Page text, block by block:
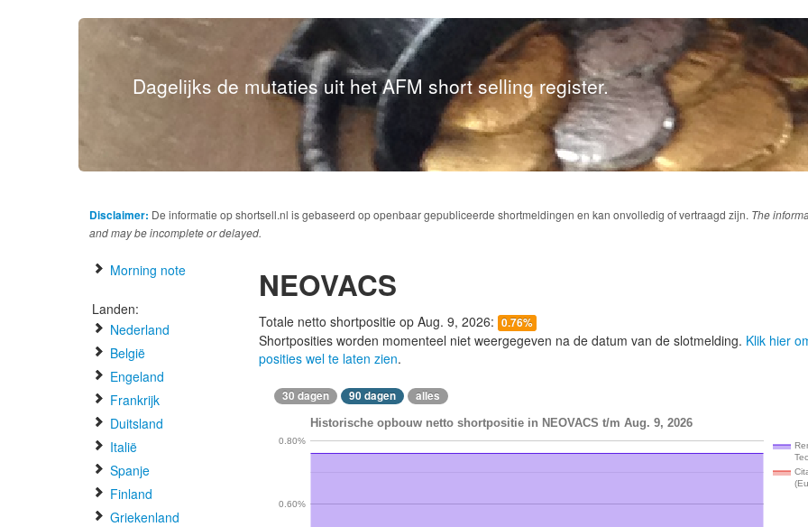
Dagelijks de mutaties uit het AFM short selling register.
Disclaimer: De informatie op shortsell.nl is gebaseerd op openbaar gepubliceerde shortmeldingen en kan onvolledig of vertraagd zijn. The
and may be incomplete or delayed.
Morning note
Landen:
Nederland
België
Engeland
Frankrijk
Duitsland
Italië
Spanje
Finland
Griekenland
NEOVACS
Totale netto shortpositie op Aug. 9, 2026: 0.76%
Shortposities worden momenteel niet weergegeven na de datum van de slotmelding. Klik hier
posities wel te laten zien.
30 dagen 90 dagen alles
Historische opbouw netto shortpositie in NEOVACS t/m Aug. 9, 2026
0.60%
0.80%